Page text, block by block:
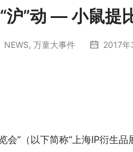
沪”动 — 小鼠提
NEWS, 万童大事件 2017
”（以下简称“上海IP衍生品